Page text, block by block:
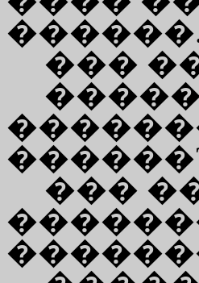
���
���